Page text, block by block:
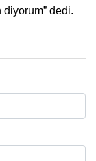
diyorum” dedi.